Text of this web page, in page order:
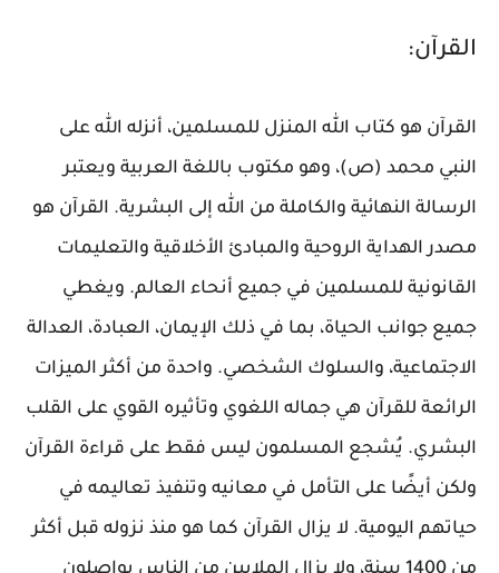
القرآن:
القرآن هو كتاب الله المنزل للمسلمين، أنزله الله على
النبي محمد (ص)، وهو مكتوب باللغة العربية ويعتبر
الرسالة النهائية والكاملة من الله إلى البشرية. القرآن هو
مصدر الهداية الروحية والمبادئ الأخلاقية والتعليمات
القانونية للمسلمين في جميع أنحاء العالم. ويغطي
جميع جوانب الحياة، بما في ذلك الإيمان، العبادة، العدالة
الاجتماعية، والسلوك الشخصي. واحدة من أكثر الميزات
الرائعة للقرآن هي جماله اللغوي وتأثيره القوي على القلب
البشري. يُشجع المسلمون ليس فقط على قراءة القرآن
ولكن أيضًا على التأمل في معانيه وتنفيذ تعاليمه في
حياتهم اليومية. لا يزال القرآن كما هو منذ نزوله قبل أكثر